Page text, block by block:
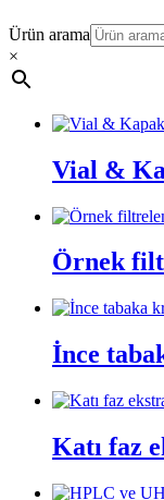
Ürün arama
×
Vial &
Örnek
İnce
Katı faz